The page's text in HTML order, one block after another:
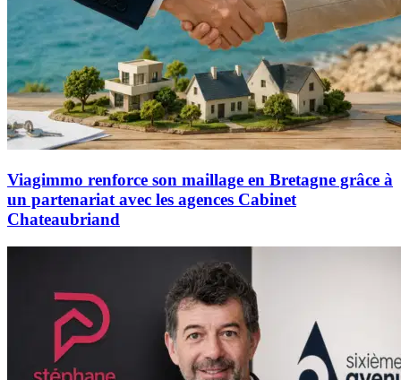
Viagimmo renforce son maillage en Bretagne grâce à
un partenariat avec les agences Cabinet
Chateaubriand